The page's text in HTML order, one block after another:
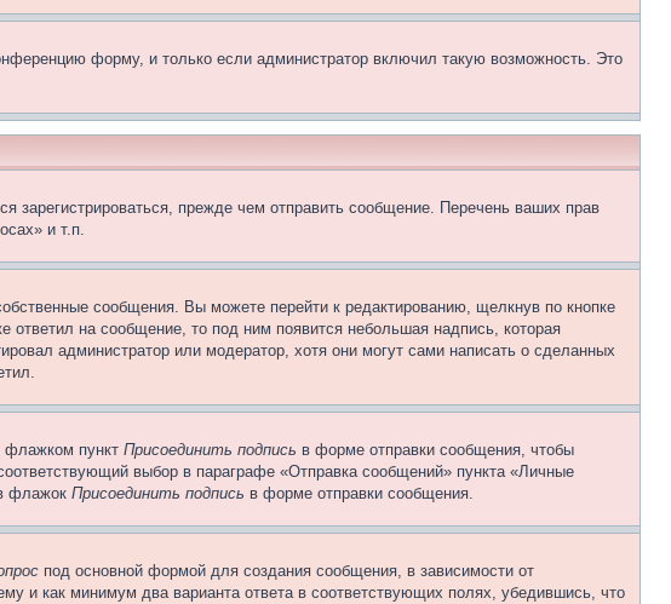
форму, и только если администратор включил такую возможность. Это
прежде чем отправить сообщение. Перечень ваших прав
и т.п.
сообщения. Вы можете перейти к редактированию, щелкнув по кнопке
ответил на сообщение, то под ним появится небольшая надпись, которая
администратор или модератор, хотя они могут сами написать о сделанных
флажком пункт Присоединить подпись в форме отправки сообщения, чтобы
выбор в параграфе «Отправка сообщений» пункта «Личные
флажок Присоединить подпись в форме отправки сообщения.
под основной формой для создания сообщения, в зависимости от
и как минимум два варианта ответа в соответствующих полях, убедившись, что